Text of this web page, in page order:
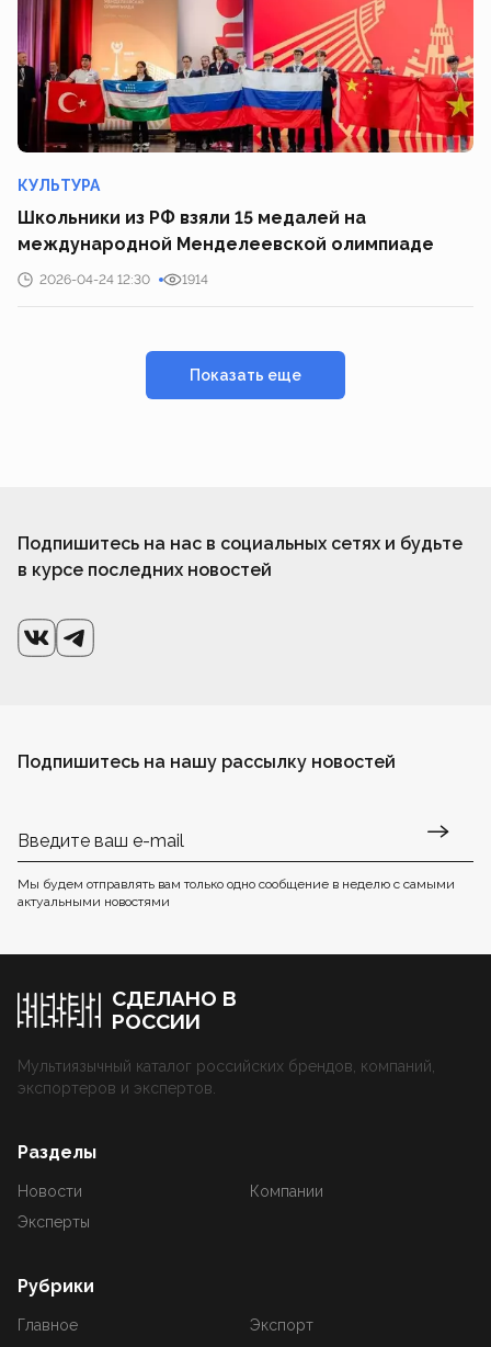
КУЛЬТУРА
Школьники из РФ взяли 15 медалей на
международной Менделеевской олимпиаде
2026-04-24 12:30 1914
Показать еще
Подпишитесь на нас в социальных сетях и будьте
в курсе последних новостей
Подпишитесь на нашу рассылку новостей
Мы будем отправлять вам только одно сообщение в неделю с самыми
актуальными новостями
СДЕЛАНО В
РОССИИ
Мультиязычный каталог российских брендов, компаний,
экспортеров и экспертов.
Разделы
Новости
Компании
Эксперты
Рубрики
Главное Экспорт